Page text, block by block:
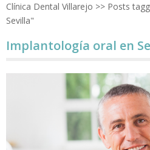
Clínica Dental Villarejo >> Posts
Sevilla"
Implantología oral en